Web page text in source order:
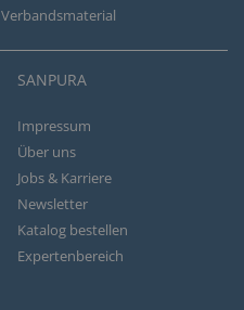
Verbandsmaterial
SANPURA
Impressum
Über uns
Jobs & Karriere
Newsletter
Katalog bestellen
Expertenbereich